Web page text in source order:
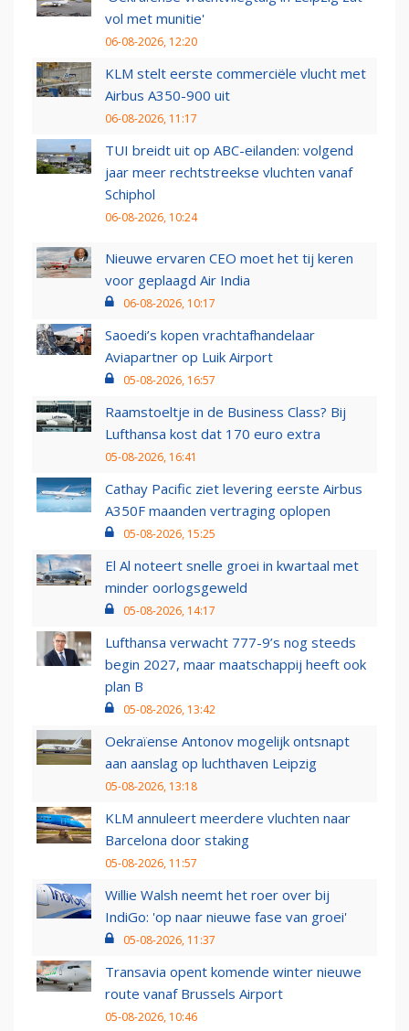
vol met munitie'
06-08-2026, 12:20
KLM stelt eerste commerciële vlucht met
Airbus A350-900 uit
06-08-2026, 11:17
TUI breidt uit op ABC-eilanden: volgend
jaar meer rechtstreekse vluchten vanaf
Schiphol
06-08-2026, 10:24
Nieuwe ervaren CEO moet het tij keren
voor geplaagd Air India
06-08-2026, 10:17
Saoedi’s kopen vrachtafhandelaar
Aviapartner op Luik Airport
05-08-2026, 16:57
Raamstoeltje in de Business Class? Bij
Lufthansa kost dat 170 euro extra
05-08-2026, 16:41
Cathay Pacific ziet levering eerste Airbus
A350F maanden vertraging oplopen
05-08-2026, 15:25
El Al noteert snelle groei in kwartaal met
minder oorlogsgeweld
05-08-2026, 14:17
Lufthansa verwacht 777-9’s nog steeds
begin 2027, maar maatschappij heeft ook
plan B
05-08-2026, 13:42
Oekraïense Antonov mogelijk ontsnapt
aan aanslag op luchthaven Leipzig
05-08-2026, 13:18
KLM annuleert meerdere vluchten naar
Barcelona door staking
05-08-2026, 11:57
Willie Walsh neemt het roer over bij
IndiGo: 'op naar nieuwe fase van groei'
05-08-2026, 11:37
Transavia opent komende winter nieuwe
route vanaf Brussels Airport
05-08-2026, 10:46